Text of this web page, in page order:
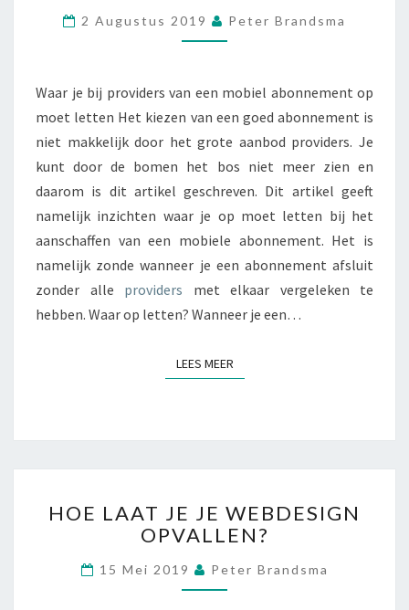
E
B
R
O
V
I
E
R
S
V
N
E
B
I
L
A
B
O
N
2 Augustus 2019 Peter Brandsma
Waar je bij providers van een mobiel abonnement op
moet letten Het kiezen van een goed abonnement is
niet makkelijk door het grote aanbod providers. Je
kunt door de bomen het bos niet meer zien en
daarom is dit artikel geschreven. Dit artikel geeft
namelijk inzichten waar je op moet letten bij het
aanschaffen van een mobiele abonnement. Het is
namelijk zonde wanneer je een abonnement afsluit
zonder alle providers met elkaar vergeleken te
hebben. Waar op letten? Wanneer je een…
LEES MEER
O
E
A
A
HOE LAAT JE JE WEBDESIGN
OPVALLEN?
15 Mei 2019 Peter Brandsma